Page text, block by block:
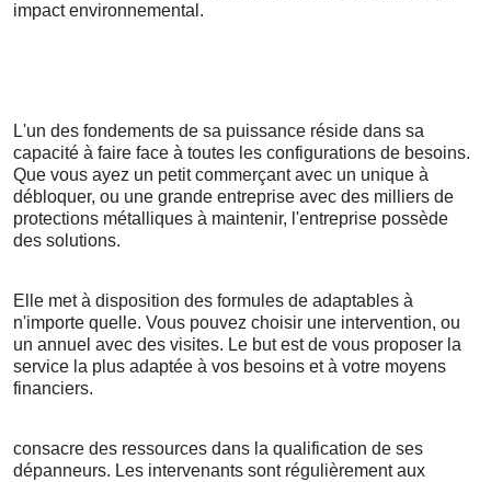
impact environnemental.
L'un des fondements de sa puissance réside dans sa
capacité à faire face à toutes les configurations de besoins.
Que vous ayez un petit commerçant avec un unique à
débloquer, ou une grande entreprise avec des milliers de
protections métalliques à maintenir, l'entreprise possède
des solutions.
Elle met à disposition des formules de adaptables à
n'importe quelle. Vous pouvez choisir une intervention, ou
un annuel avec des visites. Le but est de vous proposer la
service la plus adaptée à vos besoins et à votre moyens
financiers.
consacre des ressources dans la qualification de ses
dépanneurs. Les intervenants sont régulièrement aux